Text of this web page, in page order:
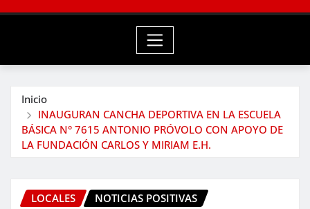
Inicio
INAUGURAN CANCHA DEPORTIVA EN LA ESCUELA
BÁSICA N° 7615 ANTONIO PRÓVOLO CON APOYO DE
LA FUNDACIÓN CARLOS Y MIRIAM E.H.
LOCALES NOTICIAS POSITIVAS